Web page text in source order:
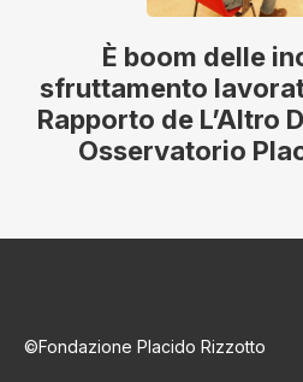
È boom delle
sfruttamento
Rapporto de L’Altro
Osservatorio
©Fondazione Placido Rizzotto